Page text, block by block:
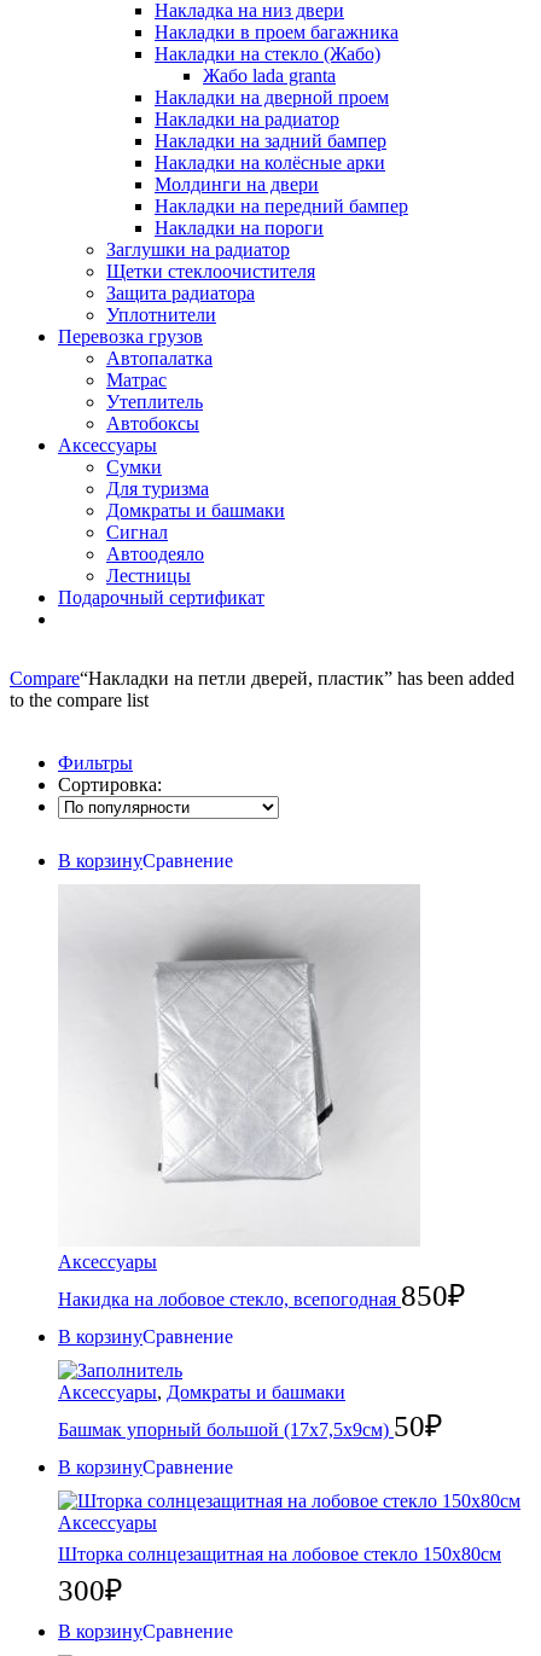
Накладка на низ двери
Накладки в проем багажника
Накладки на стекло (Жабо)
Жабо lada granta
Накладки на дверной проем
Накладки на радиатор
Накладки на задний бампер
Накладки на колёсные арки
Молдинги на двери
Накладки на передний бампер
Накладки на пороги
Заглушки на радиатор
Щетки стеклоочистителя
Защита радиатора
Уплотнители
Перевозка грузов
Автопалатка
Матрас
Утеплитель
Автобоксы
Аксессуары
Сумки
Для туризма
Домкраты и башмаки
Сигнал
Автоодеяло
Лестницы
Подарочный сертификат
Compare“Накладки на петли дверей, пластик” has been added
to the compare list
Фильтры
Сортировка:
В корзинуСравнение
Аксессуары
Накидка на лобовое стекло, всепогодная 850₽
В корзинуСравнение
Аксессуары, Домкраты и башмаки
Башмак упорный большой (17х7,5х9см) 50₽
В корзинуСравнение
Аксессуары
Шторка солнцезащитная на лобовое стекло 150х80см
300₽
В корзинуСравнение